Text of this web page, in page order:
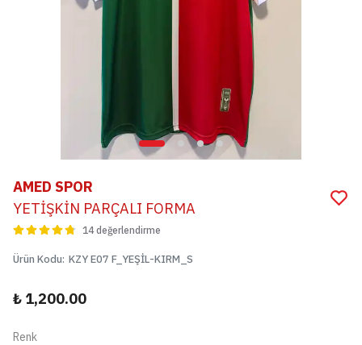
AMED SPOR
YETİŞKİN PARÇALI FORMA
14 değerlendirme
Ürün Kodu: KZY E07 F_YEŞİL-KIRM_S
₺ 1,200.00
Renk